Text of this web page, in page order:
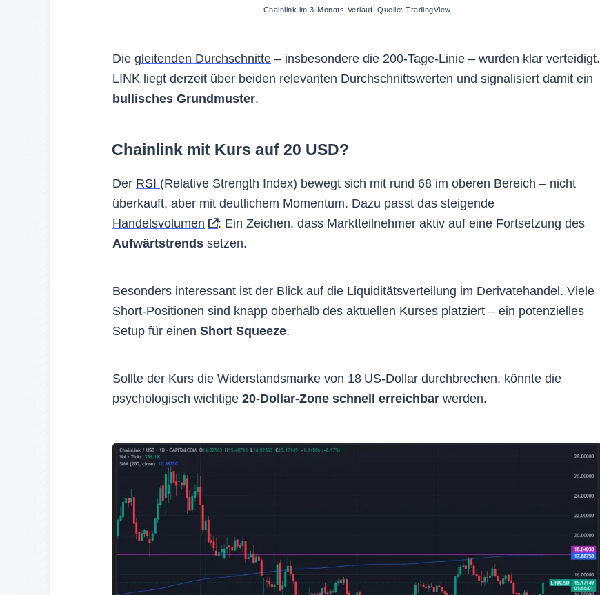
Chainlink im 3-Monats-Verlauf. Quelle: TradingView
Die gleitenden Durchschnitte – insbesondere die 200-Tage-Linie – wurden klar verteidigt.
LINK liegt derzeit über beiden relevanten Durchschnittswerten und signalisiert damit ein
bullisches Grundmuster.
Chainlink mit Kurs auf 20 USD?
Der RSI (Relative Strength Index) bewegt sich mit rund 68 im oberen Bereich – nicht
überkauft, aber mit deutlichem Momentum. Dazu passt das steigende
Handelsvolumen
: Ein Zeichen, dass Marktteilnehmer aktiv auf eine Fortsetzung des
Aufwärtstrends setzen.
Besonders interessant ist der Blick auf die Liquiditätsverteilung im Derivatehandel. Viele
Short-Positionen sind knapp oberhalb des aktuellen Kurses platziert – ein potenzielles
Setup für einen Short Squeeze.
Sollte der Kurs die Widerstandsmarke von 18 US-Dollar durchbrechen, könnte die
psychologisch wichtige 20‑Dollar-Zone schnell erreichbar werden.